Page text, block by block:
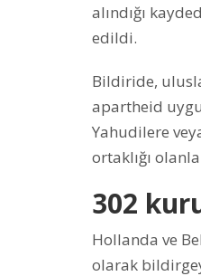
alındığı
edildi.
Bildiride,
apartheid
Yahudilere
ortaklığı
302
Hollanda ve
olarak